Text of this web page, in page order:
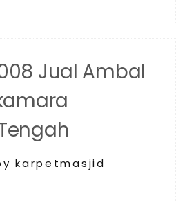
Jual Ambal
karpetmasjid